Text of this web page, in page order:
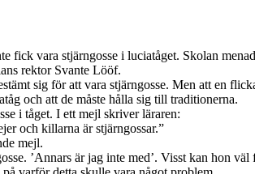
vara stjärngosse i luciatåget. Skolan
rektor Svante Lööf.
sig för att vara stjärngosse. Men att en
och att de måste hålla sig till traditionerna.
i tåget. I ett mejl skriver läraren:
och killarna är stjärngossar.”
mejl.
’Annars är jag inte med’. Visst kan hon väl